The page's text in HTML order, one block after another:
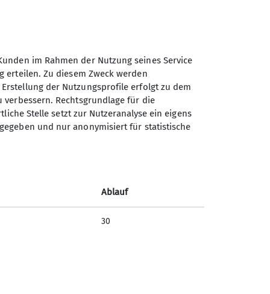
im Rahmen der Nutzung seines Service
Zu diesem Zweck werden
der Nutzungsprofile erfolgt zu dem
verbessern. Rechtsgrundlage für die
Stelle setzt zur Nutzeranalyse ein eigens
und nur anonymisiert für statistische
Ablauf
30